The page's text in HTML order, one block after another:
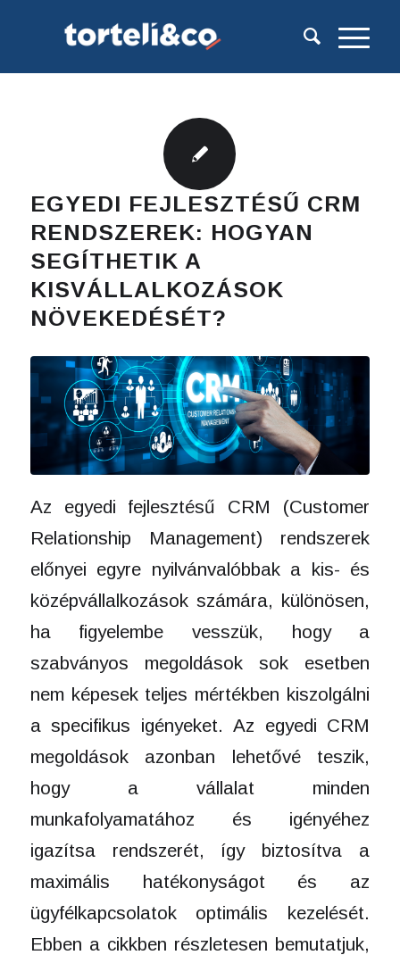
EGYEDI FEJLESZTÉSŰ CRM
RENDSZEREK: HOGYAN
SEGÍTHETIK A
KISVÁLLALKOZÁSOK
NÖVEKEDÉSÉT?
Az egyedi fejlesztésű CRM (Customer
Relationship Management) rendszerek
előnyei egyre nyilvánvalóbbak a kis- és
középvállalkozások számára, különösen,
ha figyelembe vesszük, hogy a
szabványos megoldások sok esetben
nem képesek teljes mértékben kiszolgálni
a specifikus igényeket. Az egyedi CRM
megoldások azonban lehetővé teszik,
hogy a vállalat minden
munkafolyamatához és igényéhez
igazítsa rendszerét, így biztosítva a
maximális hatékonyságot és az
ügyfélkapcsolatok optimális kezelését.
Ebben a cikkben részletesen bemutatjuk,